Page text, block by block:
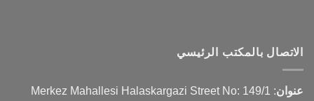
الاتصال بالمكتب الرئيسي
عنوان:
Merkez Mahallesi Halaskargazi Street No: 149/1